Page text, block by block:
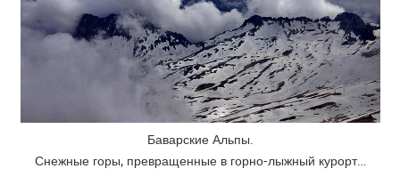
Баварские Альпы.
Снежные горы, превращенные в горно-лыжный курорт…